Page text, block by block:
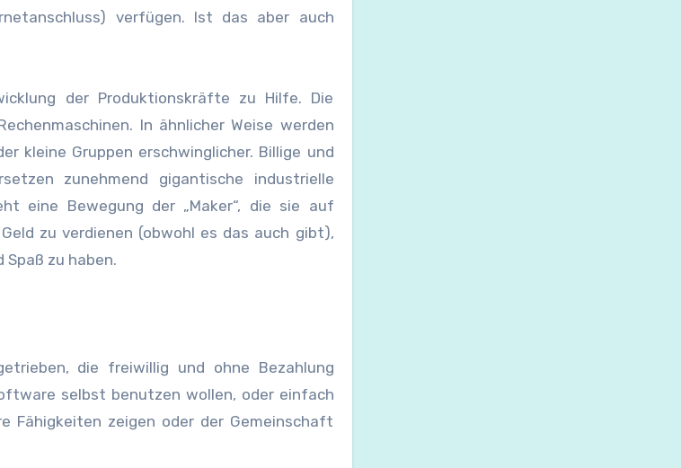
verfügen. Ist das aber auch
der Produktionskräfte zu Hilfe. Die
In ähnlicher Weise werden
kleine Gruppen erschwinglicher. Billige und
zunehmend gigantische industrielle
eine Bewegung der „Maker“, die sie auf
zu verdienen (obwohl es das auch gibt),
zu haben.
die freiwillig und ohne Bezahlung
selbst benutzen wollen, oder einfach
Fähigkeiten zeigen oder der Gemeinschaft